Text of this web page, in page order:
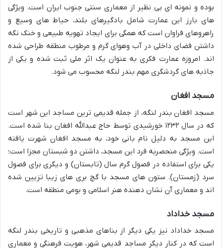
بوده و نمونه ای بی نظیر از معماری سنتی جنوب ایران است. ویژگی
های بارز این عمارت شامل بادگیرهای بلند، حیاط های وسیع و
راهروهای فراوان است که همگی برای ایجاد تهویه طبیعی و خنک نگه
داشتن فضای داخلی در آب وهوای گرم و مرطوب منطقه طراحی شده
اند. امروزه عمارت فکری به عنوان یک اثر ملی ثبت شده و یکی از
جاذبه های گردشگری مهم بندر لنگه محسوب می شود.
مسجد افغان
مسجد افغان بندر لنگه، از جمله قدیمی ترین مساجد این شهر است
که در سال ۱۲۳۲ خورشیدی توسط حاج عبدالله افغان بنا شده است.
این مسجد به دلیل نام بانی خود، به مسجد افغان شهرت یافته
است. ویژگی منحصربه فرد این مسجد، داشتن دو شبستان مجزا است؛
یکی برای استفاده در فصول گرم سال (تابستان) و دیگری برای فصول
سرد (زمستان). ستون های مسجد با گچ بری های زیبا تزیین شده
اند و معماری آن نشان دهنده هنر اسلامی و بومی منطقه است.
مسجد خداداد
مسجد خداداد نیز یکی دیگر از بناهای مذهبی و تاریخی بندر لنگه
است که در کنار دیگر مساجد قدیمی شهر، هویت فرهنگی و معماری